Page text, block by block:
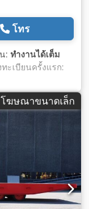
โทร
: ทำงานได้เต็ม
ทะเบียนครั้งแรก:
โฆษณาขนาดเล็ก